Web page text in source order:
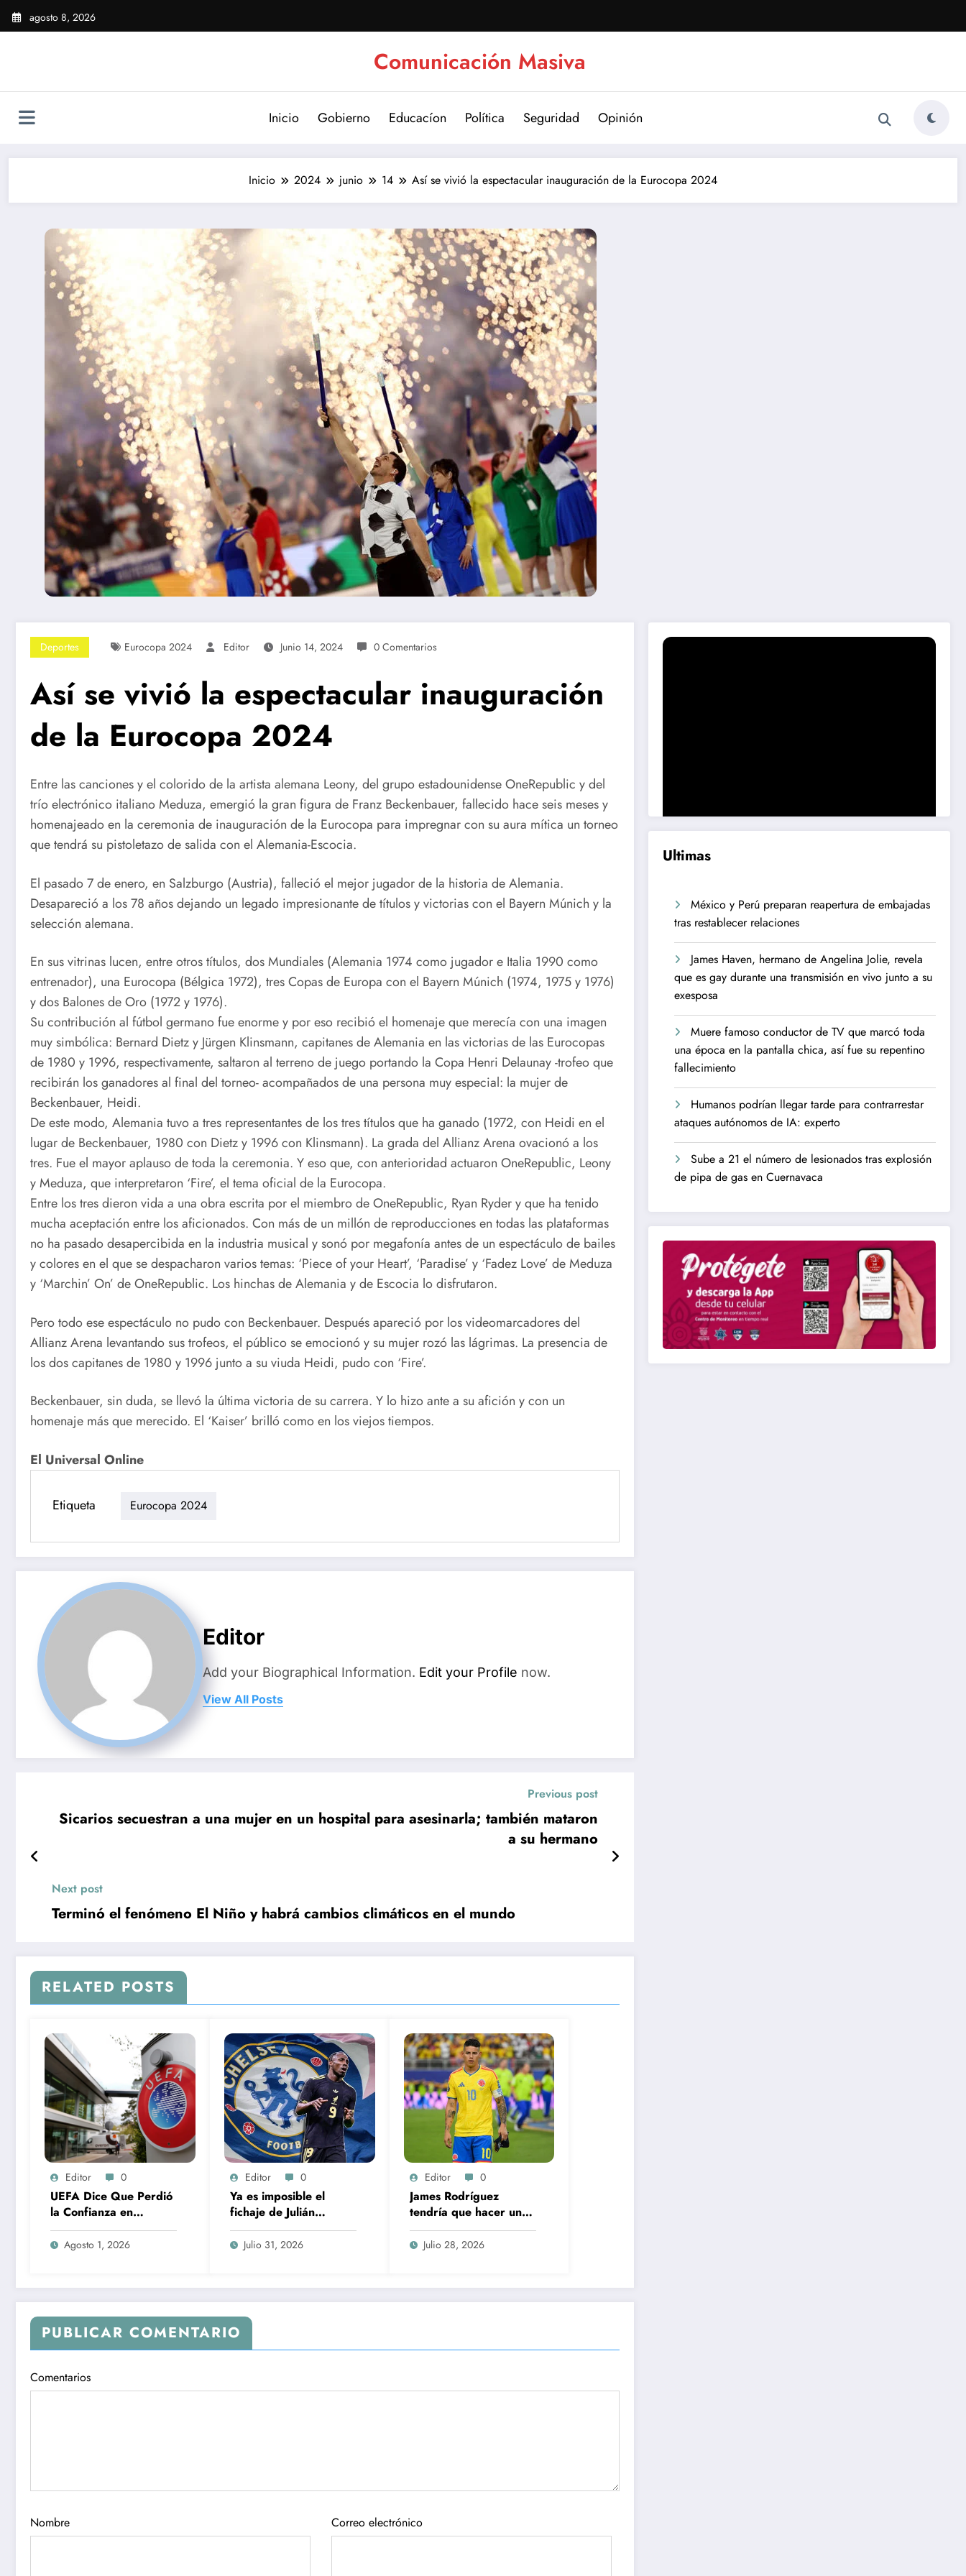
Saltar
agosto 8, 2026
Comunicación Masiva
Inicio Gobierno Educacíon Política Seguridad Opinión
Inicio 2024 junio 14 Así se vivió la espectacular inauguración de la Eurocopa 2024
Deportes Eurocopa 2024 Editor Junio 14, 2024 0 Comentarios
Así se vivió la espectacular inauguración
de la Eurocopa 2024
Entre las canciones y el colorido de la artista alemana Leony, del grupo estadounidense OneRepublic y del
trío electrónico italiano Meduza, emergió la gran figura de Franz Beckenbauer, fallecido hace seis meses y
homenajeado en la ceremonia de inauguración de la Eurocopa para impregnar con su aura mítica un torneo
que tendrá su pistoletazo de salida con el Alemania-Escocia.
El pasado 7 de enero, en Salzburgo (Austria), falleció el mejor jugador de la historia de Alemania.
Desapareció a los 78 años dejando un legado impresionante de títulos y victorias con el Bayern Múnich y la
selección alemana.
En sus vitrinas lucen, entre otros títulos, dos Mundiales (Alemania 1974 como jugador e Italia 1990 como
entrenador), una Eurocopa (Bélgica 1972), tres Copas de Europa con el Bayern Múnich (1974, 1975 y 1976)
y dos Balones de Oro (1972 y 1976).
Su contribución al fútbol germano fue enorme y por eso recibió el homenaje que merecía con una imagen
muy simbólica: Bernard Dietz y Jürgen Klinsmann, capitanes de Alemania en las victorias de las Eurocopas
de 1980 y 1996, respectivamente, saltaron al terreno de juego portando la Copa Henri Delaunay -trofeo que
recibirán los ganadores al final del torneo- acompañados de una persona muy especial: la mujer de
Beckenbauer, Heidi.
De este modo, Alemania tuvo a tres representantes de los tres títulos que ha ganado (1972, con Heidi en el
lugar de Beckenbauer, 1980 con Dietz y 1996 con Klinsmann). La grada del Allianz Arena ovacionó a los
tres. Fue el mayor aplauso de toda la ceremonia. Y eso que, con anterioridad actuaron OneRepublic, Leony
y Meduza, que interpretaron ‘Fire’, el tema oficial de la Eurocopa.
Entre los tres dieron vida a una obra escrita por el miembro de OneRepublic, Ryan Ryder y que ha tenido
mucha aceptación entre los aficionados. Con más de un millón de reproducciones en todas las plataformas
no ha pasado desapercibida en la industria musical y sonó por megafonía antes de un espectáculo de bailes
y colores en el que se despacharon varios temas: ‘Piece of your Heart’, ‘Paradise’ y ‘Fadez Love’ de Meduza
y ‘Marchin’ On’ de OneRepublic. Los hinchas de Alemania y de Escocia lo disfrutaron.
Pero todo ese espectáculo no pudo con Beckenbauer. Después apareció por los videomarcadores del
Allianz Arena levantando sus trofeos, el público se emocionó y su mujer rozó las lágrimas. La presencia de
los dos capitanes de 1980 y 1996 junto a su viuda Heidi, pudo con ‘Fire’.
Beckenbauer, sin duda, se llevó la última victoria de su carrera. Y lo hizo ante a su afición y con un
homenaje más que merecido. El ‘Kaiser’ brilló como en los viejos tiempos.
El Universal Online
Etiqueta Eurocopa 2024
Editor
Add your Biographical Information. Edit your Profile now.
View All Posts
Previous post
Sicarios secuestran a una mujer en un hospital para asesinarla; también mataron
a su hermano
Next post
Terminó el fenómeno El Niño y habrá cambios climáticos en el mundo
RELATED POSTS
Editor 0
UEFA Dice Que Perdió
la Confianza en
Infantino; Celebra
Retiro de Propuesta de
Agosto 1, 2026
Editor 0
Ya es imposible el
fichaje de Julián
Quiñones con Chelsea
por sanción
Julio 31, 2026
Editor 0
James Rodríguez
tendría que hacer un
millonario sacrificio
para fichar con
cambiarlo todo
Julio 28, 2026
PUBLICAR COMENTARIO
Comentarios
Nombre Correo electrónico
Ultimas
México y Perú preparan reapertura de embajadas
tras restablecer relaciones
James Haven, hermano de Angelina Jolie, revela
que es gay durante una transmisión en vivo junto a su
exesposa
Muere famoso conductor de TV que marcó toda
una época en la pantalla chica, así fue su repentino
fallecimiento
Humanos podrían llegar tarde para contrarrestar
ataques autónomos de IA: experto
Sube a 21 el número de lesionados tras explosión
de pipa de gas en Cuernavaca